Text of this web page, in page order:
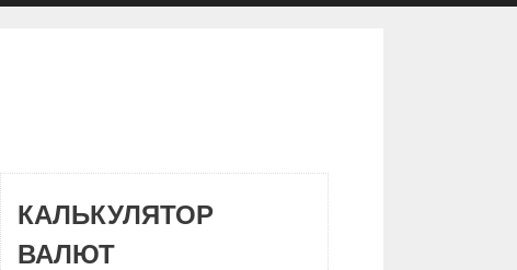
КАЛЬКУЛЯТОР
ВАЛЮТ